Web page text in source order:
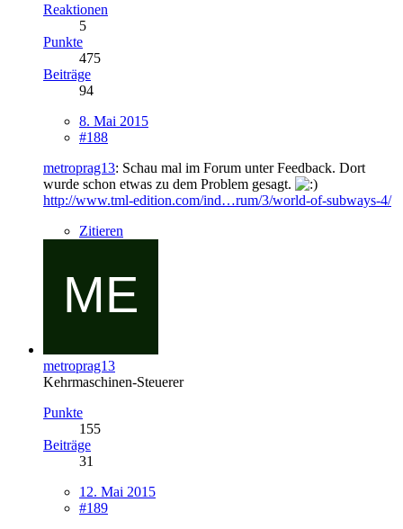
Reaktionen
5
Punkte
475
Beiträge
94
8. Mai 2015
#188
metroprag13: Schau mal im Forum unter Feedback. Dort
wurde schon etwas zu dem Problem gesagt.
http://www.tml-edition.com/ind…rum/3/world-of-subways-4/
Zitieren
metroprag13
Kehrmaschinen-Steuerer
Punkte
155
Beiträge
31
12. Mai 2015
#189